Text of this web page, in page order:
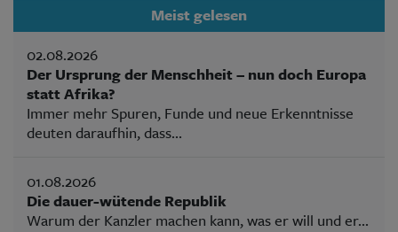
Meist gelesen
02.08.2026
Der Ursprung der Menschheit – nun doch Europa
statt Afrika?
Immer mehr Spuren, Funde und neue Erkenntnisse
deuten daraufhin, dass...
01.08.2026
Die dauer-wütende Republik
Warum der Kanzler machen kann, was er will und er...